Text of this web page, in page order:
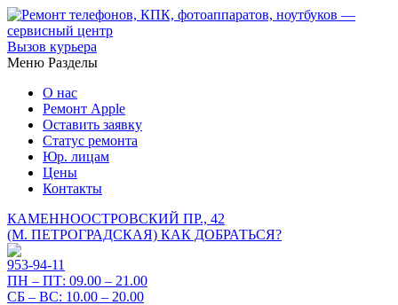
Вызов курьера
Меню Разделы
О нас
Ремонт Apple
Оставить заявку
Статус ремонта
Юр. лицам
Цены
Контакты
КАМЕННООСТРОВСКИЙ ПР., 42
(М. ПЕТРОГРАДСКАЯ) КАК ДОБРАТЬСЯ?
953-94-11
ПН – ПТ: 09.00 – 21.00
СБ – ВС: 10.00 – 20.00